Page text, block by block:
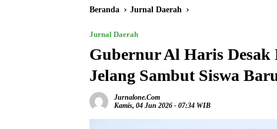
Beranda Jurnal Daerah
Jurnal Daerah
Gubernur Al Haris Desak
Jelang Sambut Siswa
Jurnalone.com
Kamis, 04 Jun 2026 - 07:34 WIB